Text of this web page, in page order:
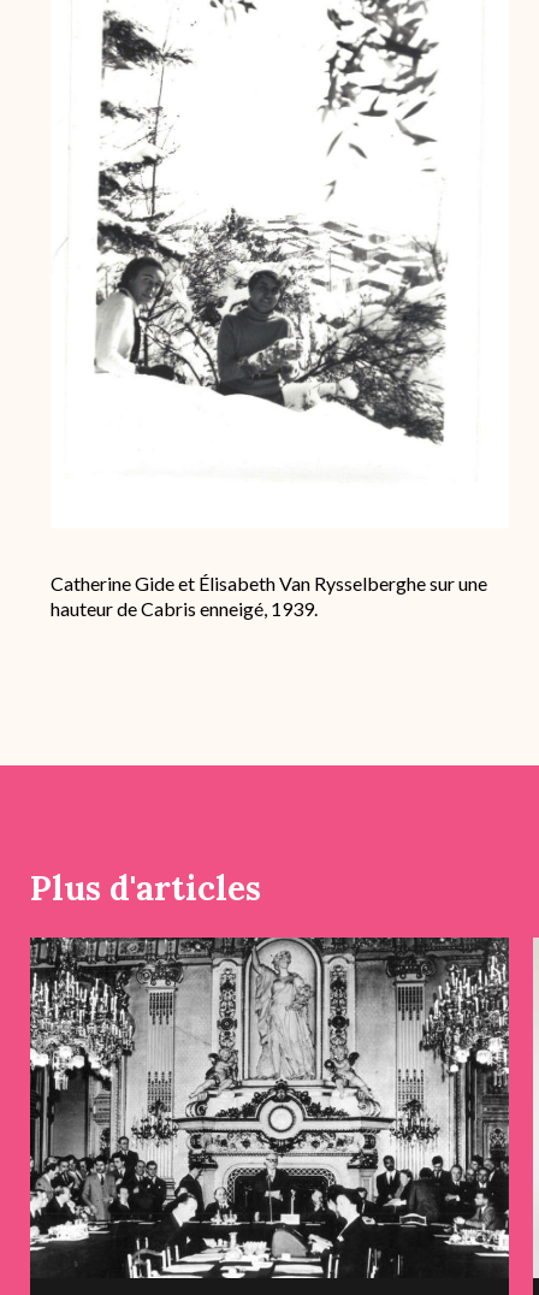
Catherine Gide et Élisabeth Van Rysselberghe sur une
hauteur de Cabris enneigé, 1939.
Plus d'articles